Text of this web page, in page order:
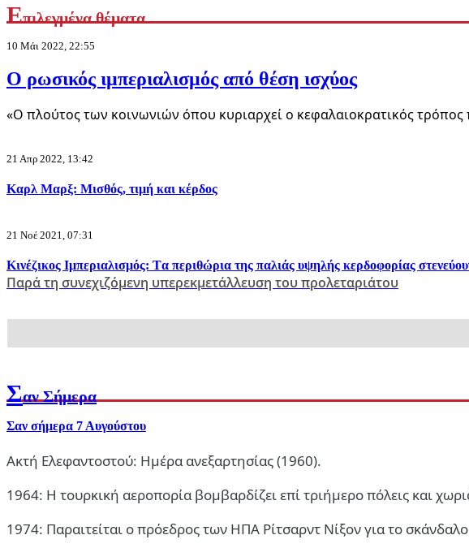
Επιλεγμένα θέματα
10 Μάι 2022, 22:55
Ο ρωσικός ιμπεριαλισμός από θέση ισχύος
«Ο πλούτος των κοινωνιών όπου κυριαρχεί ο κεφαλαιοκρατικός
21 Απρ 2022, 13:42
Καρλ Μαρξ: Μισθός, τιμή και κέρδος
21 Νοέ 2021, 07:31
Κινέζικος Ιμπεριαλισμός: Tα περιθώρια της παλιάς υψηλής κερδοφορίας
Παρά τη συνεχιζόμενη υπερεκμετάλλευση του προλεταριάτου
Σαν Σήμερα
Σαν σήμερα 7 Αυγούστου
Ακτή Ελεφαντοστού: Ημέρα ανεξαρτησίας (1960).
1964: Η τουρκική αεροπορία βομβαρδίζει επί τριήμερο πόλεις και
1974: Παραιτείται ο πρόεδρος των ΗΠΑ Ρίτσαρντ Νίξον για το